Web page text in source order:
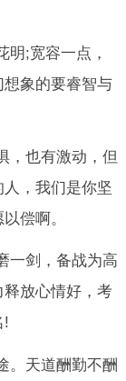
明;宽容一点，
象的要睿智与
，也有激动，但
，我们是你坚
偿啊。
一剑，备战为高
放心情好，考
!
。天道酬勤不酬